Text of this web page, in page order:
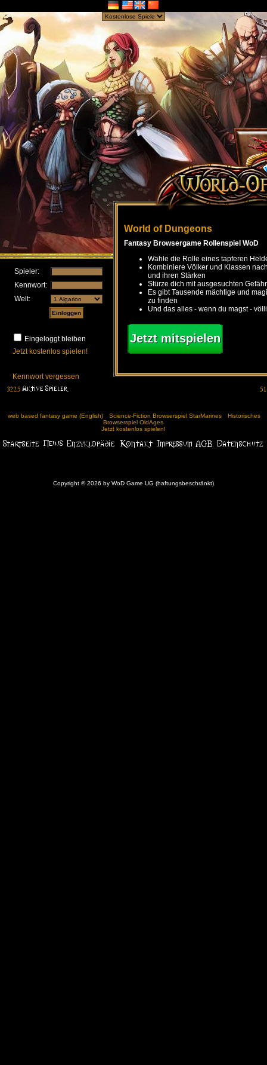
Spieler:
Kennwort:
Welt:
Eingeloggt bleiben
Jetzt kostenlos spielen!
Kennwort vergessen
World of Dungeons
Fantasy Browsergame Rollenspiel WoD
Wähle die Rolle eines tapferen
Kombiniere Völker und Klassen
und ihren Stärken
Stürze dich mit ausgesuchten
Es gibt Tausende mächtige und
zu finden
Und das alles - wenn du magst -
Jetzt mitspielen
web based fantasy game (English) Science-Fiction Browserspiel StarMarines
Historisches
Browserspiel OldAges
Jetzt kostenlos spielen!
Copyright © 2026 by WoD Game UG (haftungsbeschränkt)